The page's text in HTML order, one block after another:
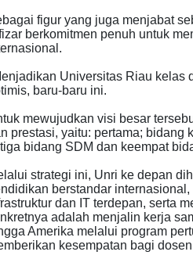
figur yang juga menjabat
berkomitmen penuh untuk
Universitas Riau kelas
baru-baru ini.
mewujudkan visi besar
prestasi, yaitu: pertama; bidang
bidang SDM dan keempat
strategi ini, Unri ke depan
berstandar
dan IT terdepan, serta
adalah menjalin kerja
Amerika melalui program
kesempatan bagi